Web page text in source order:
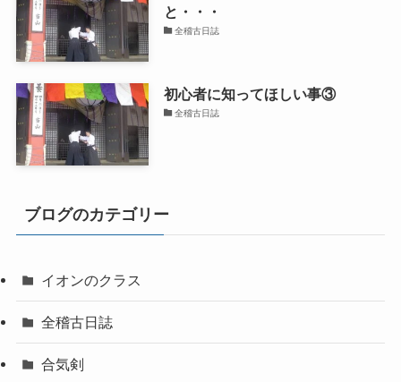
と・・・
全稽古日誌
初心者に知ってほしい事③
全稽古日誌
ブログのカテゴリー
イオンのクラス
全稽古日誌
合気剣